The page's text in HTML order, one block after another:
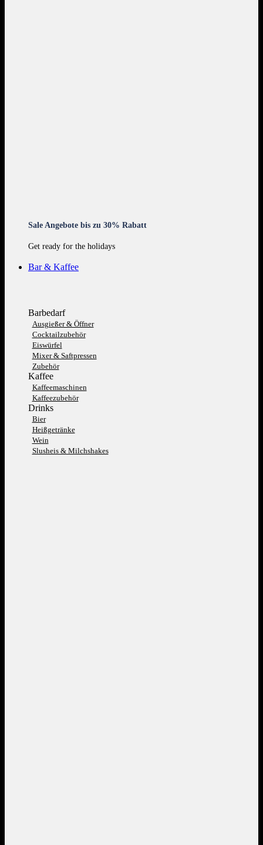
Sale Angebote bis zu 30% Rabatt
Get ready for the holidays
Bar & Kaffee
Barbedarf
Ausgießer & Öffner
Cocktailzubehör
Eiswürfel
Mixer & Saftpressen
Zubehör
Kaffee
Kaffeemaschinen
Kaffeezubehör
Drinks
Bier
Heißgetränke
Wein
Slusheis & Milchshakes